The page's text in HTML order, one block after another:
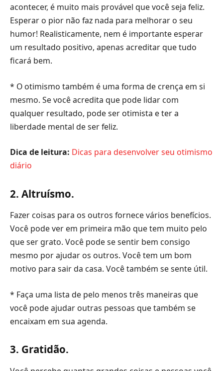
acontecer, é muito mais provável que você seja feliz.
Esperar o pior não faz nada para melhorar o seu
humor! Realisticamente, nem é importante esperar
um resultado positivo, apenas acreditar que tudo
ficará bem.
* O otimismo também é uma forma de crença em si
mesmo. Se você acredita que pode lidar com
qualquer resultado, pode ser otimista e ter a
liberdade mental de ser feliz.
Dica de leitura: Dicas para desenvolverseu otimismo
diário
2. Altruísmo.
Fazer coisas para os outros fornece vários benefícios.
Você pode ver em primeira mão que tem muito pelo
que ser grato. Você pode se sentir bem consigo
mesmo por ajudar os outros. Você tem um bom
motivo para sair da casa. Você também se sente útil.
* Faça uma lista de pelo menos três maneiras que
você pode ajudar outras pessoas que também se
encaixam em sua agenda.
3. Gratidão.